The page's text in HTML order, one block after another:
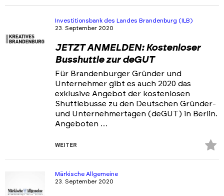
Investitionsbank des Landes Brandenburg (ILB)
23. September 2020
JETZT ANMELDEN: Kostenloser
Busshuttle zur deGUT
Für Brandenburger Gründer und
Unternehmer gibt es auch 2020 das
exklusive Angebot der kostenlosen
Shuttlebusse zu den Deutschen Gründer-
und Unternehmertagen (deGUT) in Berlin.
Angeboten …
WEITER
Märkische Allgemeine
23. September 2020